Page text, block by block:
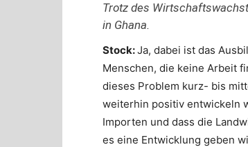
Trotz des
in Ghana.
Stock:Ja, dabei ist das
Menschen, die keine Arbeit
dieses Problem kurz- bis
weiterhin positiv entwickeln
Importen und dass die
es eine Entwicklung geben